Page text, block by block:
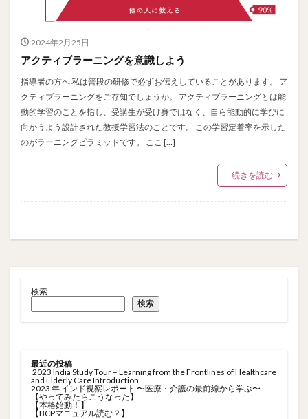
2024年2月25日
アクティブラーニングを意識しよう
指導者の方へ 私は普段の研修で必ずお伝えしていることがあります。 ア
クティブラーニングをご存知でしょうか。 アクティブラーニングとは能
動的学習のことを指し、受講生が受け身ではなく、自ら能動的に学びに
向かうよう設計された教授学習法のことです。 この学習定着率を示した
のがラーニングピラミッドです。 ここ […]
続きを読む
検索
検索
最近の投稿
2023 India Study Tour – Learning from the Frontlines of Healthcare
and Elderly Care Introduction
2023 年 インド視察レポート 〜医療・介護の最前線から学ぶ〜
【やってみたらこうなった】
【本格始動！】
【BCPマニュアル読む？】